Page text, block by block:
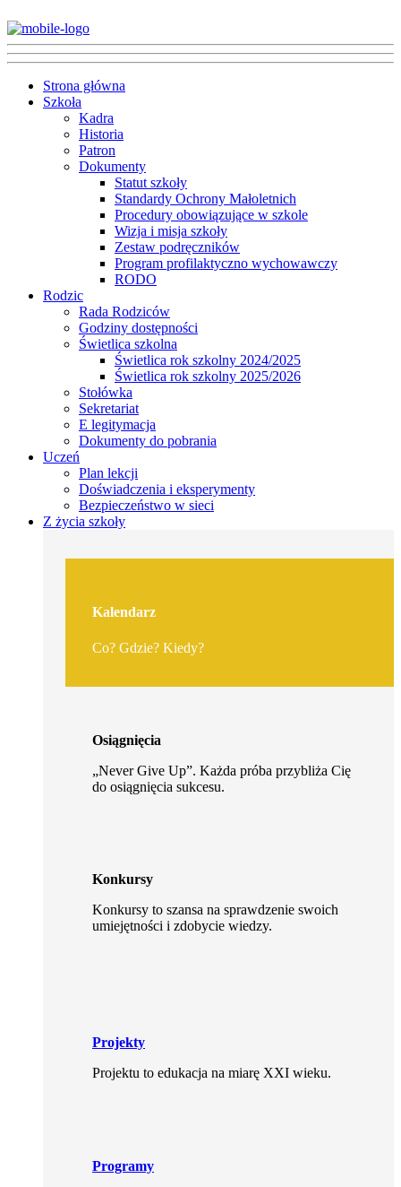
Strona główna
Szkoła
Kadra
Historia
Patron
Dokumenty
Statut szkoły
Standardy Ochrony Małoletnich
Procedury obowiązujące w szkole
Wizja i misja szkoły
Zestaw podręczników
Program profilaktyczno wychowawczy
RODO
Rodzic
Rada Rodziców
Godziny dostępności
Świetlica szkolna
Świetlica rok szkolny 2024/2025
Świetlica rok szkolny 2025/2026
Stołówka
Sekretariat
E legitymacja
Dokumenty do pobrania
Uczeń
Plan lekcji
Doświadczenia i eksperymenty
Bezpieczeństwo w sieci
Z życia szkoły
Kalendarz
Co? Gdzie? Kiedy?
Osiągnięcia
„Never Give Up”. Każda próba przybliża Cię
do osiągnięcia sukcesu.
Konkursy
Konkursy to szansa na sprawdzenie swoich
umiejętności i zdobycie wiedzy.
Projekty
Projektu to edukacja na miarę XXI wieku.
Programy